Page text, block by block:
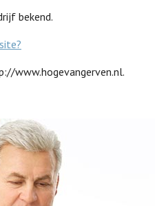
bekend.
www.hogevangerven.nl.